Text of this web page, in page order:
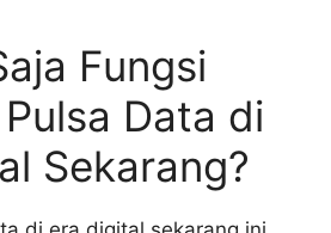
Fungsi
Data di
Sekarang?